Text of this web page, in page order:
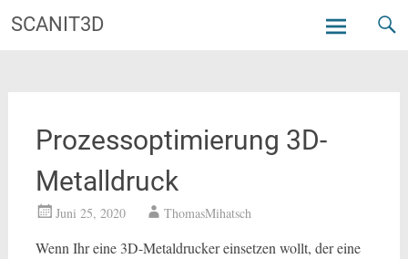
Inhalt
SCANIT3D
Prozessoptimierung 3D-
Metalldruck
Juni 25, 2020 ThomasMihatsch
Wenn Ihr eine 3D-Metaldrucker einsetzen wollt, der eine